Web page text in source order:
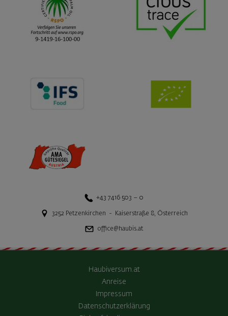
+43 7416 503 – 0
3252 Petzenkirchen - Kaiserstraße 8, Österreich
office@haubis.at
Haubiversum.at
Anreise
Impressum
Datenschutzerklärung